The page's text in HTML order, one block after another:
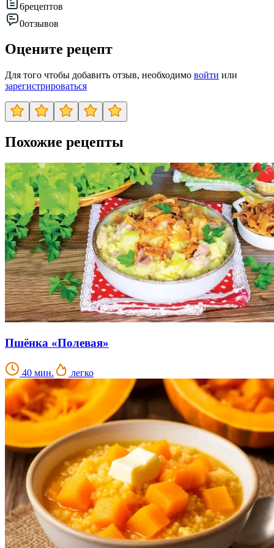
6рецептов
0отзывов
Оцените рецепт
Для того чтобы добавить отзыв, необходимо войти или
зарегистрироваться
Похожие рецепты
Пшёнка «Полевая»
40 мин. легко